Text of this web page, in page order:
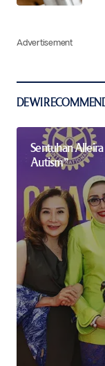
Advertisement
DEWI
Sentuhan
Autism”